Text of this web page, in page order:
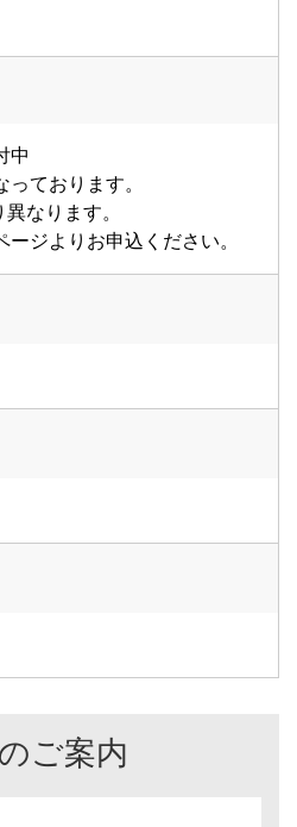
中
ております。
なります。
ジよりお申込ください。
ご案内